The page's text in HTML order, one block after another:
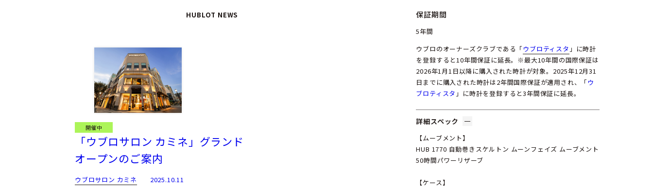
HUBLOT NEWS
開催中
「ウブロサロン カミネ」グランド
オープンのご案内
ウブロサロン カミネ 2025.10.11
保証期間
5年間
ウブロのオーナーズクラブである「ウブロティスタ 」に時計
を登録すると10年間保証に延長。※最大10年間の国際保証は
2026年1月1日以降に購入された時計が対象。2025年12月31
日までに購入された時計は2年間国際保証が適用され、「ウ
ブロティスタ 」に時計を登録すると3年間保証に延長。
詳細スペック
【ムーブメント】
HUB 1770 自動巻きスケルトン ムーンフェイズ ムーブメント
50時間パワーリザーブ
【ケース】